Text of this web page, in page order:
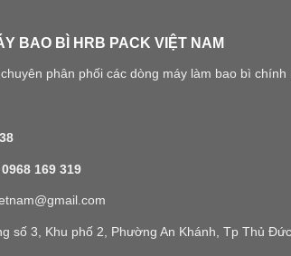
BAO BÌ HRB PACK VIỆT NAM
chuyên phân phối các dòng máy làm bao bì
0968 169 319
số 3, Khu phố 2, Phường An Khánh, Tp Thủ